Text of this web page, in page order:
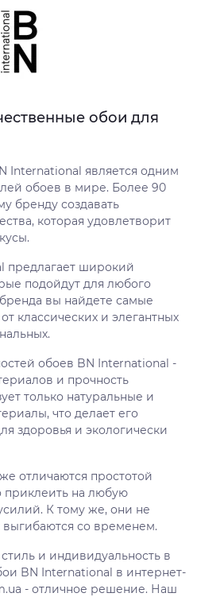
обои для
International является одним
обоев в мире. Более 90
бренду создавать
которая удовлетворит
предлагает широкий
подойдут для любого
вы найдете самые
классических и элегантных
обоев BN International -
и прочность
только натуральные и
что делает его
здоровья и экологически
отличаются простотой
приклеить на любую
К тому же, они не
со временем.
и индивидуальность в
BN International в интернет-
- отличное решение. Наш